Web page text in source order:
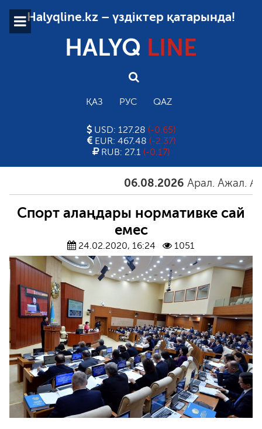
Halyqline.kz – үздіктер қатарында!
HALYQ LINE
ҚАЗ РУС QAZ
USD: 127.28 (-0.65)
EUR: 467.48 (-2.37)
RUB: 27.1 (-0.17)
06.08.2026 Арал. Ажал.
Спорт алаңдары нормативке сай
емес
24.02.2020, 16:24 1051